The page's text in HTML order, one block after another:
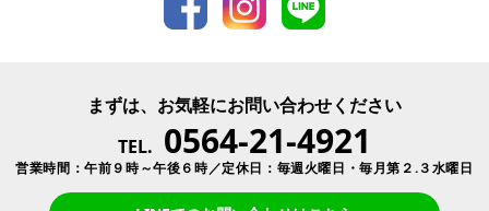
まずは、お気軽にお問い合わせください
TEL. 0564-21-4921
営業時間：午前９時～午後６時／定休日：毎週火曜日・毎月第２.３水曜日